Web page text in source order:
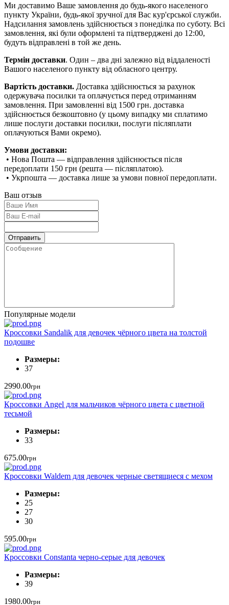
Ми доставимо Ваше замовлення до будь-якого населеного
пункту України, будь-якої зручної для Вас кур'єрської служби.
Надсилання замовлень здійснюється з понеділка по суботу. Всі
замовлення, які були оформлені та підтверджені до 12:00,
будуть відправлені в той же день.
Термін доставки. Один – два дні залежно від віддаленості
Вашого населеного пункту від обласного центру.
Вартість доставки. Доставка здійснюється за рахунок
одержувача посилки та оплачується перед отриманням
замовлення. При замовленні від 1500 грн. доставка
здійснюється безкоштовно (у цьому випадку ми сплатимо
лише послуги доставки посилки, послуги післяплати
оплачуються Вами окремо).
Умови доставки:
• Нова Пошта — відправлення здійснюється після
передоплати 150 грн (решта — післяплатою).
• Укрпошта — доставка лише за умови повної передоплати.
Ваш отзыв
Популярные модели
Кроссовки Sandalik для девочек чёрного цвета на толстой
подошве
Размеры:
37
2990.00грн
Кроссовки Angel для мальчиков чёрного цвета с цветной
тесьмой
Размеры:
33
675.00грн
Кроссовки Waldem для девочек черные светящиеся с мехом
Размеры:
25
27
30
595.00грн
Кроссовки Constanta черно-серые для девочек
Размеры:
39
1980.00грн